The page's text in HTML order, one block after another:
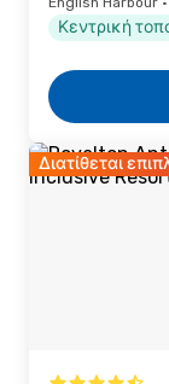
Κεντρική
Διατίθεται